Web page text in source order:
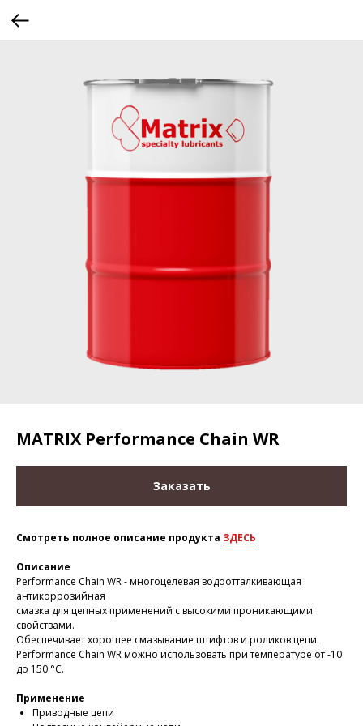
MATRIX Performance Chain WR
Заказать
Смотреть полное описание продукта ЗДЕСЬ
Описание
Performance Chain WR - многоцелевая водоотталкивающая
антикоррозийная
смазка для цепных применений с высокими проникающими
свойствами.
Обеспечивает хорошее смазывание штифтов и роликов цепи.
Performance Chain WR можно использовать при температуре от -10
до 150 °C.
Применение
Приводные цепи